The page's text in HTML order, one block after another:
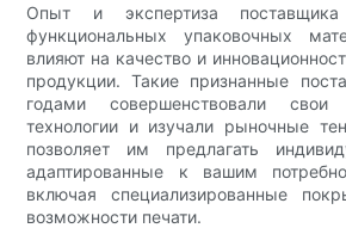
Опыт и экспертиза
функциональных упаковочных
влияют на качество и
продукции. Такие признанные
годами совершенствовали свои
технологии и изучали рыночные
позволяет им предлагать
адаптированные к вашим
включая специализированные
возможности печати.